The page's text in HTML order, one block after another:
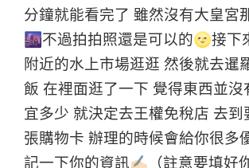
分鐘就能看完了 雖然沒有大皇宮
🌆不過拍拍照還是可以的🌝接下
附近的水上市場逛逛 然後就去暹
飯 在裡面逛了一下 覺得東西並沒
宜多少 就決定去王權免稅店 去到
張購物卡 辦理的時候會給你很多
記一下你的資訊✍🏻（註意要填好